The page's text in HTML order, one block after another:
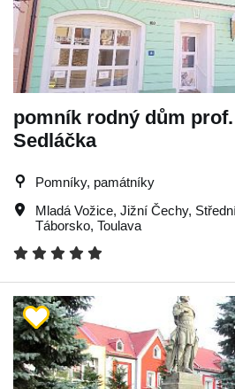
pomník rodný dům
Sedláčka
Pomníky, památníky
Mladá Vožice, Jižní Čechy,
Táborsko, Toulava